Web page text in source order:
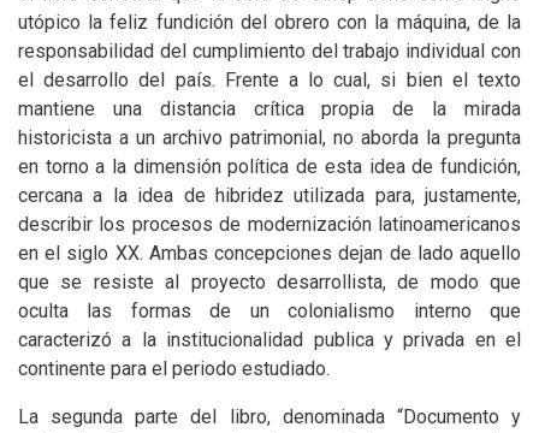
utópico la feliz fundición del obrero con la máquina, de la
responsabilidad del cumplimiento del trabajo individual con
el desarrollo del país. Frente a lo cual, si bien el texto
mantiene una distancia crítica propia de la mirada
historicista a un archivo patrimonial, no aborda la pregunta
en torno a la dimensión política de esta idea de fundición,
cercana a la idea de hibridez utilizada para, justamente,
describir los procesos de modernización latinoamericanos
en el siglo XX. Ambas concepciones dejan de lado aquello
que se resiste al proyecto desarrollista, de modo que
oculta las formas de un colonialismo interno que
caracterizó a la institucionalidad publica y privada en el
continente para el periodo estudiado.
La segunda parte del libro, denominada “Documento y